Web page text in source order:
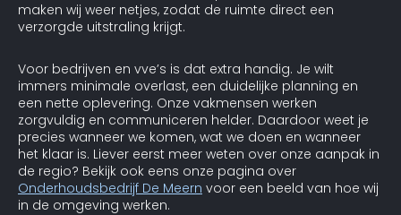
maken wij weer netjes, zodat de ruimte direct een
verzorgde uitstraling krijgt.
Voor bedrijven en vve’s is dat extra handig. Je wilt
immers minimale overlast, een duidelijke planning en
een nette oplevering. Onze vakmensen werken
zorgvuldig en communiceren helder. Daardoor weet je
precies wanneer we komen, wat we doen en wanneer
het klaar is. Liever eerst meer weten over onze aanpak in
de regio? Bekijk ook eens onze pagina over
Onderhoudsbedrijf De Meern voor een beeld van hoe wij
in de omgeving werken.